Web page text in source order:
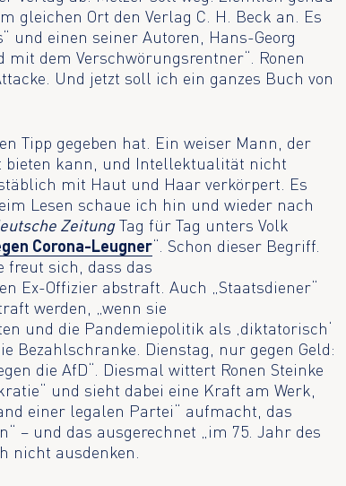
gleichen Ort den Verlag C. H. Beck an. Es
und einen seiner Autoren, Hans-Georg
dem Verschwörungsrentner“. Ronen
Und jetzt soll ich ein ganzes Buch von
Tipp gegeben hat. Ein weiser Mann, der
bieten kann, und Intellektualität nicht
mit Haut und Haar verkörpert. Es
Lesen schaue ich hin und wieder nach
ZeitungTag für Tag unters Volk
Corona-Leugner“. Schon dieser Begriff.
freut sich, dass das
Ex-Offizier abstraft. Auch „Staatsdiener“
werden, „wenn sie
und die Pandemiepolitik als ‚diktatorisch‘
Bezahlschranke. Dienstag, nur gegen Geld:
die AfD“. Diesmal wittert Ronen Steinke
und sieht dabei eine Kraft am Werk,
einer legalen Partei“ aufmacht, das
– und das ausgerechnet „im 75. Jahr des
nicht ausdenken.